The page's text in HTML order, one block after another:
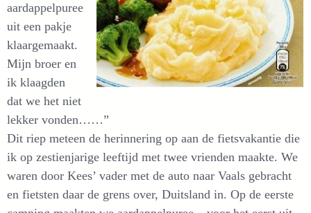
aardappelpuree
uit een pakje
klaargemaakt.
Mijn broer en
ik klaagden
dat we het niet
lekker vonden……”
Dit riep meteen de herinnering op aan de fietsvakantie die
ik op zestienjarige leeftijd met twee vrienden maakte. We
waren door Kees’ vader met de auto naar Vaals gebracht
en fietsten daar de grens over, Duitsland in. Op de eerste